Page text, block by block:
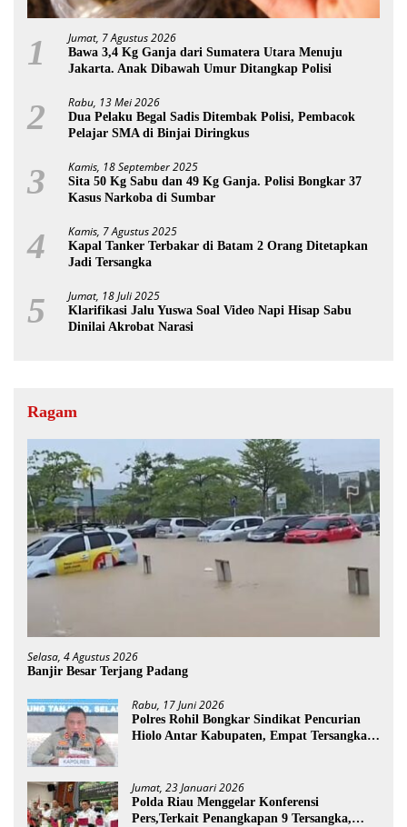
1 Jumat, 7 Agustus 2026
Bawa 3,4 Kg Ganja dari Sumatera Utara Menuju
Jakarta. Anak Dibawah Umur Ditangkap Polisi
2 Rabu, 13 Mei 2026
Dua Pelaku Begal Sadis Ditembak Polisi, Pembacok
Pelajar SMA di Binjai Diringkus
3 Kamis, 18 September 2025
Sita 50 Kg Sabu dan 49 Kg Ganja. Polisi Bongkar 37
Kasus Narkoba di Sumbar
4 Kamis, 7 Agustus 2025
Kapal Tanker Terbakar di Batam 2 Orang Ditetapkan
Jadi Tersangka
5 Jumat, 18 Juli 2025
Klarifikasi Jalu Yuswa Soal Video Napi Hisap Sabu
Dinilai Akrobat Narasi
Ragam
Selasa, 4 Agustus 2026
Banjir Besar Terjang Padang
Rabu, 17 Juni 2026
Polres Rohil Bongkar Sindikat Pencurian
Hiolo Antar Kabupaten, Empat Tersangka
Jumat, 23 Januari 2026
Polda Riau Menggelar Konferensi
Pers,Terkait Penangkapan 9 Tersangka,